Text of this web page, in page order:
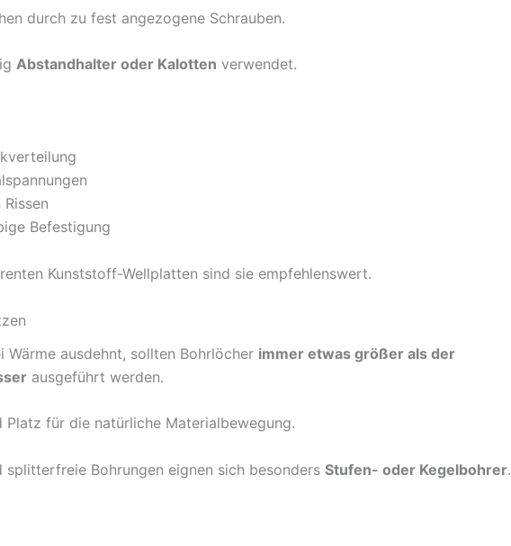
durch zu fest angezogene Schrauben.
Abstandhalter oder Kalotten verwendet.
Befestigung
Kunststoff-Wellplatten sind sie empfehlenswert.
Wärme ausdehnt, sollten Bohrlöcher immer etwas größer als der
ausgeführt werden.
Platz für die natürliche Materialbewegung.
splitterfreie Bohrungen eignen sich besonders Stufen- oder Kegelbohrer.